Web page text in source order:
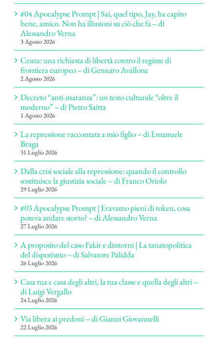
#04 Apocalypse Prompt | Sai, quel tipo, Jay, ha capito
bene, amico. Non ha illusioni su ciò che fa – di
Alessandro Verna
3 Agosto 2026
Ceuta: una richiesta di libertà contro il regime di
frontiera europeo – di Gennaro Avallone
2 Agosto 2026
Decreto “anti-maranza”: un testo culturale “oltre il
moderno” – di Pietro Saitta
1 Agosto 2026
La repressione raccontata a mio figlio – di Emanuele
Braga
31 Luglio 2026
Dalla crisi sociale alla repressione: quando il controllo
sostituisce la giustizia sociale – di Franco Oriolo
29 Luglio 2026
#03 Apocalypse Prompt | Eravamo pieni di token, cosa
poteva andare storto? – di Alessandro Verna
27 Luglio 2026
A proposito del caso Fakir e dintorni | La tanatopolitica
del dispotismo – di Salvatore Palidda
26 Luglio 2026
Casa tua e casa degli altri, la tua classe e quella degli altri –
di Luigi Vergallo
24 Luglio 2026
Via libera ai predoni – di Gianni Giovannelli
22 Luglio 2026